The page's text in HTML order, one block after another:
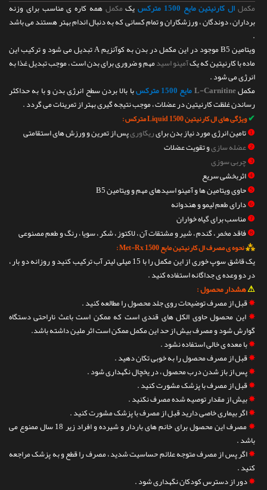
مکملال کارنیتین مایع 1500 مترکس یکمکملهمه کاره ی مناسب برای وزنه
برداران ، دوندگان ، ورزشکاران و تمام کسانی که به دنبال اندام بهتر هستند می باشد
.
ویتامین B5 موجود در این مکمل در بدن به کوآنزیم A تبدیل می شود و ترکیب این
ماده با کارنیتین که یکآمینو اسیدمهم و ضروری برای بدن است ، موجب تبدیل غذا به
انرژی می شود .
مکملL-Carnitineمایع 1500 مترکس
با بالا بردن سطح انرژی بدن و با به حداکثر
رساندن غلظت کارنیتین در عضلات ، موجب نتیجه گیری بهتر از تمرینات می گردد .
✔ویژگی های ال کارنیتین Liquid 1500 مترکس :
❶تامین انرژی مورد نیاز بدن برایریکاوریپس از تمرین و ورزش های استقامتی
❷عضله سازیو تقویت عضلات
❸چربی سوزی
❹اثربخشی سریع
❺حاوی ویتامین ها و آمینو اسیدهای مهم و ویتامین B5
❻دارای طعم لیمو و هندوانه
❼مناسب برای گیاه خواران
❽فاقد مخمر ، گندم ، شیر و مشتقات آن ، لاکتوز ، شکر ، سویا ، رنگ و طعم مصنوعی
⁂نحوه ی مصرف ال کارنیتین مایع 1500 Met-Rx :
یک قاشق سوپ خوری از این مکمل را با 15 میلی لیتر آب ترکیب کنید و روزانه دو بار ،
در دو وعده ی جداگانه استفاده کنید .
⚠هشدار محصول :
✵قبل از مصرف توضیحات روی جلد محصول را مطالعه کنید .
✵این محصول حاوی الکل های قندی است که ممکن است باعث ناراحتی دستگاه
گوارش شود و مصرف بیش از حد این مکمل ممکن است اثر ملین داشته باشد.
✵با معده ی خالی استفاده نشود .
✵قبل از مصرف محصول را به خوبی تکان دهید .
✵پس از باز شدن درب محصول ، در یخچال نگهداری شود .
✵قبل از مصرف با پزشک مشورت کنید .
✵بیش از مقدار توصیه شده مصرف نکنید .
✵اگر بیماری خاصی دارید قبل از مصرف با پزشک مشورت کنید .
✵
مصرف این محصول برای خانم های باردار و شیرده و افراد زیر 18 سال ممنوع می
باشد .
✵اگر پس از مصرف متوجه علائم حساسیت شدید ، مصرف را قطع و به پزشک مراجعه
کنید .
✵دور از دسترس کودکان نگهداری شود .